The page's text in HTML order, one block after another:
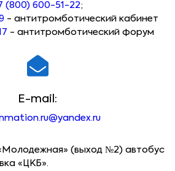
(800) 600-51-22;
- антитромботический кабинет
- антитромботический форум
E-mail:
(выход №2) автобус
«ЦКБ».